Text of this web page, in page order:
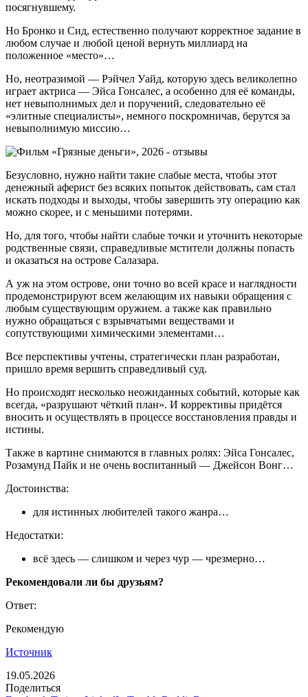
посягнувшему.
Но Бронко и Сид, естественно получают корректное задание в
любом случае и любой ценой вернуть миллиард на
положенное «место»…
Но, неотразимой — Рэйчел Уайд, которую здесь великолепно
играет актриса — Эйса Гонсалес, а особенно для её команды,
нет невыполнимых дел и поручений, следовательно её
«элитные специалисты», немного поскромничав, берутся за
невыполнимую миссию…
Безусловно, нужно найти такие слабые места, чтобы этот
денежный аферист без всяких попыток действовать, сам стал
искать подходы и выходы, чтобы завершить эту операцию как
можно скорее, и с меньшими потерями.
Но, для того, чтобы найти слабые точки и уточнить некоторые
родственные связи, справедливые мстители должны попасть
и оказаться на острове Салазара.
А уж на этом острове, они точно во всей красе и наглядности
продемонстрируют всем желающим их навыки обращения с
любым существующим оружием. а также как правильно
нужно обращаться с взрывчатыми веществами и
сопутствующими химическими элементами…
Все перспективы учтены, стратегически план разработан,
пришло время вершить справедливый суд.
Но происходят несколько неожиданных событий, которые как
всегда, «разрушают чёткий план». И коррективы придётся
вносить и осуществлять в процессе восстановления правды и
истины.
Также в картине снимаются в главных ролях: Эйса Гонсалес,
Розамунд Пайк и не очень воспитанный — Джейсон Вонг…
Достоинства:
для истинных любителей такого жанра…
Недостатки:
всё здесь — слишком и через чур — чрезмерно…
Рекомендовали ли бы друзьям?
Ответ:
Рекомендую
Источник
19.05.2026
Поделиться